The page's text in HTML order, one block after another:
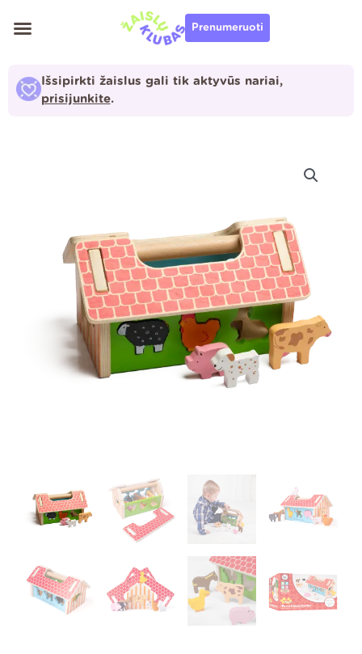
prie
Prenumeruoti
Išsipirkti žaislus gali tik aktyvūs nariai,
prisijunkite.